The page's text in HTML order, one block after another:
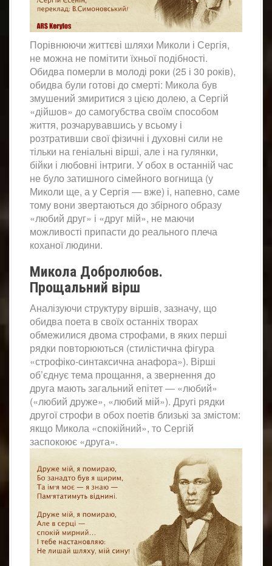
Порівнюючи життєві шляхи Миколи і Сергія,
не можна не помітити їхньої подібності.
Обидва померли в молоді роки (25 і 30 років),
обидва були готові до смерті: Микола був
змушений змиритися з цією долею, а Сергій
«дійшов» до самогубства своїм способом
життя, розчарувавшись у всьому і
розтративши свої фізичні і духовні сили не
тільки на геніальні вірші, але і на гулянки,
бійки і любовні інтриги. У обох в останній час
не було затишного сімейного вогнища (у
Миколи ще, а у Сергія ― вже) і, напевно, саме
тому вони звертаються до збірного образу
«любий друг» і «друг мій», не маючи
можливості припасти до реального плеча
коханої людини.
Микола Добролюбов.
Прощальний вірш
Аналізуючи структуру віршів, зазначу, що
обидва поета в своїх останніх творах
обмежилися двома строфами, в яких перші
рядки повторюються (стилістична фігура
«строфіко-синтаксична анафора»). Вірші
об’єднує тема прощання, а звернення до
друга мають загальний епітет ― «любий»
(«любий друже», «любий мій»). Другі рядки
другої строфи в обох поетів близькі за змістом:
якщо Микола «спокійний», то Сергій
заспокоює «друга».